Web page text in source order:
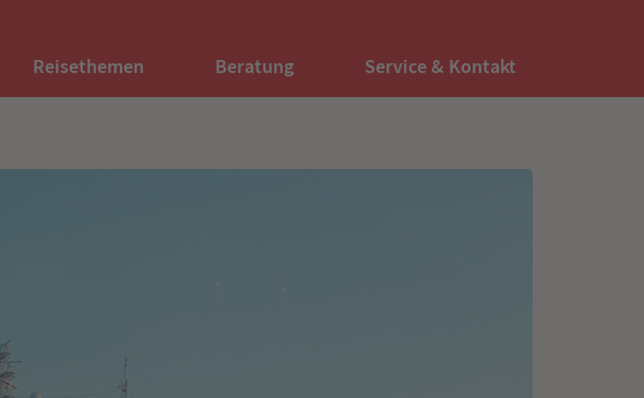
Reisethemen Beratung Service & Kontakt